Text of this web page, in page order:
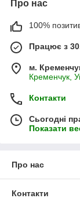
Про нас
100%
Працює з
м.
Кременчук,
Контакти
Сьогодні
Показати
Про нас
Контакти